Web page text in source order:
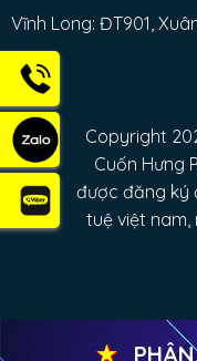
Vĩnh Long: ĐT901,
Copyright
Cuốn Hưng
được đăng ký
tuệ việt nam,
PHÂN
Copyright 2026